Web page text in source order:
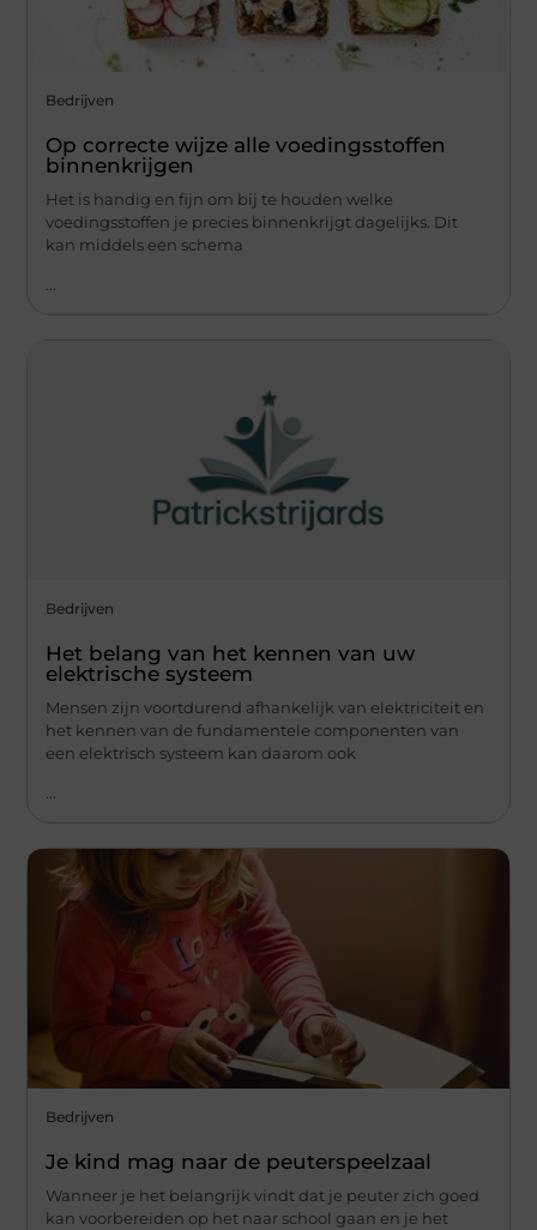
Bedrijven
Op correcte wijze alle voedingsstoffen
binnenkrijgen
Het is handig en fijn om bij te houden welke
voedingsstoffen je precies binnenkrijgt dagelijks. Dit
kan middels een schema
Bedrijven
Het belang van het kennen van uw
elektrische systeem
Mensen zijn voortdurend afhankelijk van elektriciteit en
het kennen van de fundamentele componenten van
een elektrisch systeem kan daarom ook
...
Bedrijven
Je kind mag naar de peuterspeelzaal
Wanneer je het belangrijk vindt dat je peuter zich goed
kan voorbereiden op het naar school gaan en je het